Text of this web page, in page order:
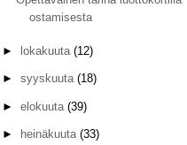
ostamisesta
► lokakuuta (12)
► syyskuuta (18)
► elokuuta (39)
► heinäkuuta (33)